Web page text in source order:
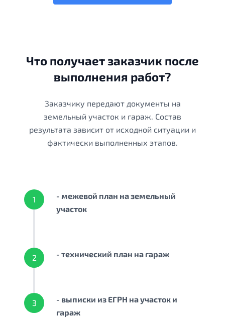
Что получает заказчик после
выполнения работ?
Заказчику передают документы на
земельный участок и гараж. Состав
результата зависит от исходной ситуации и
фактически выполненных этапов.
1
- межевой план на земельный
участок
2 - технический план на гараж
3
- выписки из ЕГРН на участок и
гараж